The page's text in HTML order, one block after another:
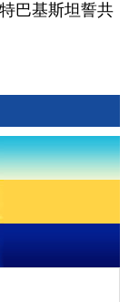
巴基斯坦誓共